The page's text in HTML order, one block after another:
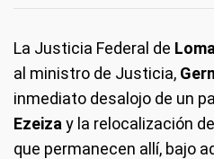
La Justicia Federal de
al ministro de Justicia,
inmediato desalojo de un
Ezeiza y la relocalización
que permanecen allí, bajo